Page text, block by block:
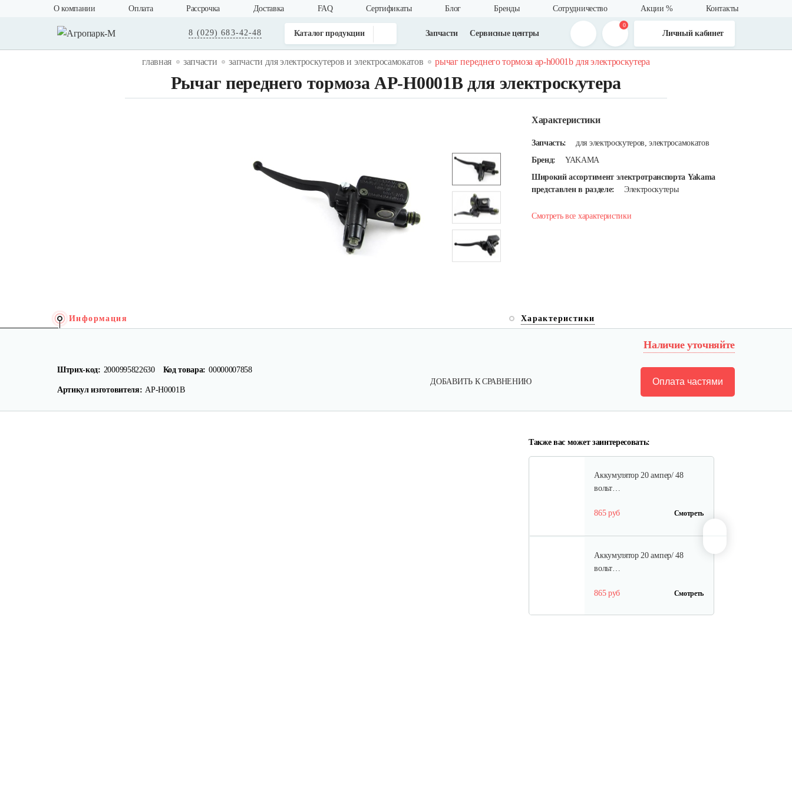
О компании Оплата Рассрочка Доставка FAQ Cертификаты Блог Бренды Сотрудничество Акции % Контакты
8 (029) 683-42-48 Каталог продукции Запчасти Сервисные центры
0
Личный кабинет
главная запчасти запчасти для электроскутеров и электросамокатов рычаг переднего тормоза ap-h0001b для электроскутера
Рычаг переднего тормоза AP-H0001B для электроскутера
Характеристики
Запчасть:
для электроскутеров, электросамокатов
Бренд:
YAKAMA
Широкий ассортимент электротранспорта Yakama
представлен в разделе:
Электроскутеры
Смотреть все характеристики
Информация Характеристики
Наличие уточняйте
Штрих-код: 2000995822630 Код товара: 00000007858
Артикул изготовителя: AP-H0001B
ДОБАВИТЬ К СРАВНЕНИЮ Оплата частями
Также вас может заинтересовать:
ампер 60…
Смотреть
Ручка тормза (правая)
Аккумулятор 20 ампер/ 48
вольт…
865 руб Смотреть
Аккумулятор 20 ампер/ 48
вольт…
865 руб Смотреть